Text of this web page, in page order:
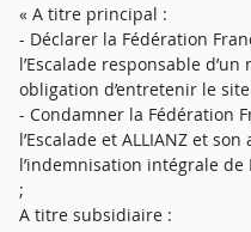
« A titre principal :
- Déclarer la Fédération
l’Escalade responsable
obligation d’entretenir le
- Condamner la Fédération
l’Escalade et ALLIANZ et
l’indemnisation intégrale
;
A titre subsidiaire :